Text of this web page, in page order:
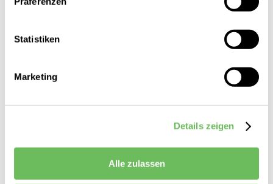
Statistiken
Marketing
Details zeigen
Alle zulassen
Damen Schultertasche Archive Kayla Satchel